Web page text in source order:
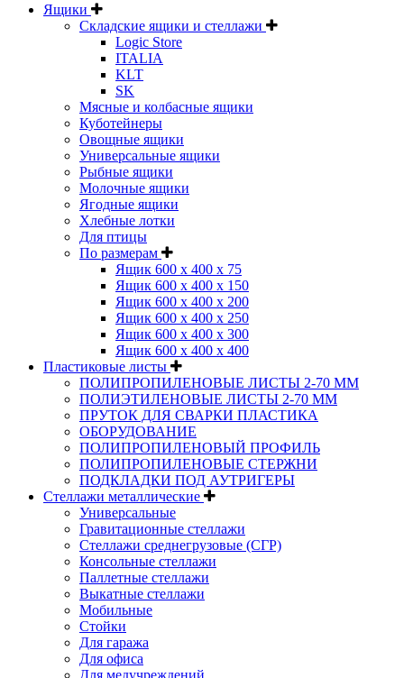
Ящики
Складские ящики и стеллажи
Logic Store
ITALIA
KLT
SK
Мясные и колбасные ящики
Куботейнеры
Овощные ящики
Универсальные ящики
Рыбные ящики
Молочные ящики
Ягодные ящики
Хлебные лотки
Для птицы
По размерам
Ящик 600 х 400 х 75
Ящик 600 х 400 х 150
Ящик 600 х 400 х 200
Ящик 600 х 400 х 250
Ящик 600 х 400 х 300
Ящик 600 х 400 х 400
Пластиковые листы
ПОЛИПРОПИЛЕНОВЫЕ ЛИСТЫ 2-70 ММ
ПОЛИЭТИЛЕНОВЫЕ ЛИСТЫ 2-70 ММ
ПРУТОК ДЛЯ СВАРКИ ПЛАСТИКА
ОБОРУДОВАНИЕ
ПОЛИПРОПИЛЕНОВЫЙ ПРОФИЛЬ
ПОЛИПРОПИЛЕНОВЫЕ СТЕРЖНИ
ПОДКЛАДКИ ПОД АУТРИГЕРЫ
Стеллажи металлические
Универсальные
Гравитационные стеллажи
Стеллажи среднегрузовые (СГР)
Консольные стеллажи
Паллетные стеллажи
Выкатные стеллажи
Мобильные
Стойки
Для гаража
Для офиса
Для медучреждений